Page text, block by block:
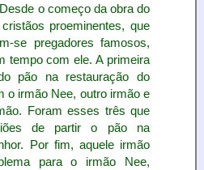
o começo da obra do
proeminentes, que
se pregadores famosos,
tempo com ele. A primeira
pão na restauração do
o irmão Nee, outro irmão e
Foram esses três que
de partir o pão na
Por fim, aquele irmão
para o irmão Nee,